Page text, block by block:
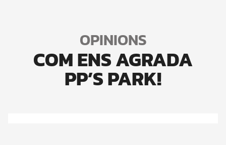
OPINIONS
COM ENS AGRADA
PP’S PARK!